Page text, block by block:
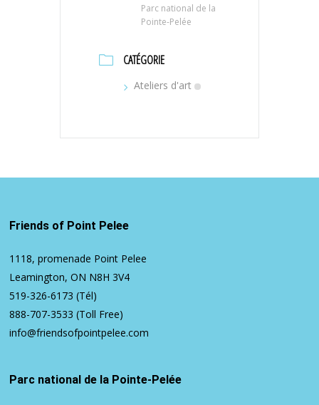
Parc national de la
Pointe-Pelée
CATÉGORIE
Ateliers d'art
Friends of Point Pelee
1118, promenade Point Pelee
Leamington, ON N8H 3V4
519-326-6173 (Tél)
888-707-3533 (Toll Free)
info@friendsofpointpelee.com
Parc national de la Pointe-Pelée